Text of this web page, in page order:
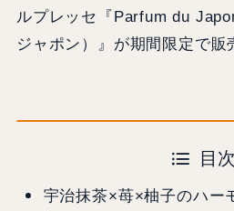
ルプレッセ『Parfum du
ジャポン）』が期間限定で販
目次
宇治抹茶×苺×柚子のハー